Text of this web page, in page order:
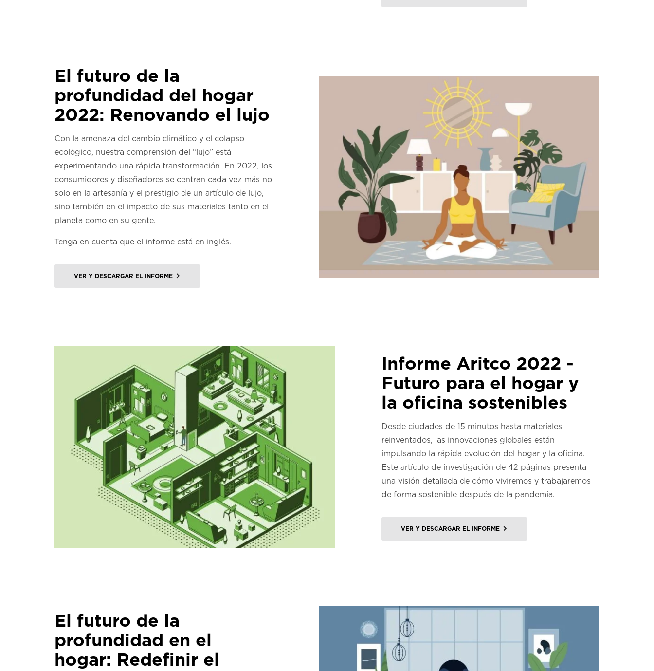
El futuro de la
profundidad del hogar
2022: Renovando el lujo
Con la amenaza del cambio climático y el colapso
ecológico, nuestra comprensión del “lujo” está
experimentando una rápida transformación. En 2022, los
consumidores y diseñadores se centran cada vez más no
solo en la artesanía y el prestigio de un artículo de lujo,
sino también en el impacto de sus materiales tanto en el
planeta como en su gente.
Tenga en cuenta que el informe está en inglés.
VER Y DESCARGAR EL INFORME
Informe Aritco 2022 -
Futuro para el hogar y
la oficina sostenibles
Desde ciudades de 15 minutos hasta materiales
reinventados, las innovaciones globales están
impulsando la rápida evolución del hogar y la oficina.
Este artículo de investigación de 42 páginas presenta
una visión detallada de cómo viviremos y trabajaremos
de forma sostenible después de la pandemia.
VER Y DESCARGAR EL INFORME
El futuro de la
profundidad en el
hogar: Redefinir el